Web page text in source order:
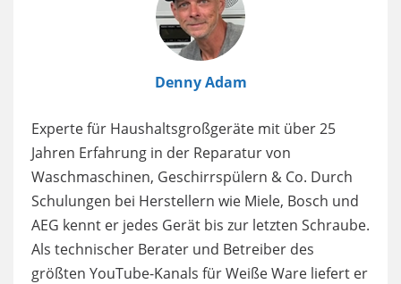
Denny Adam
Experte für Haushaltsgroßgeräte mit über 25
Jahren Erfahrung in der Reparatur von
Waschmaschinen, Geschirrspülern & Co. Durch
Schulungen bei Herstellern wie Miele, Bosch und
AEG kennt er jedes Gerät bis zur letzten Schraube.
Als technischer Berater und Betreiber des
größten YouTube-Kanals für Weiße Ware liefert er